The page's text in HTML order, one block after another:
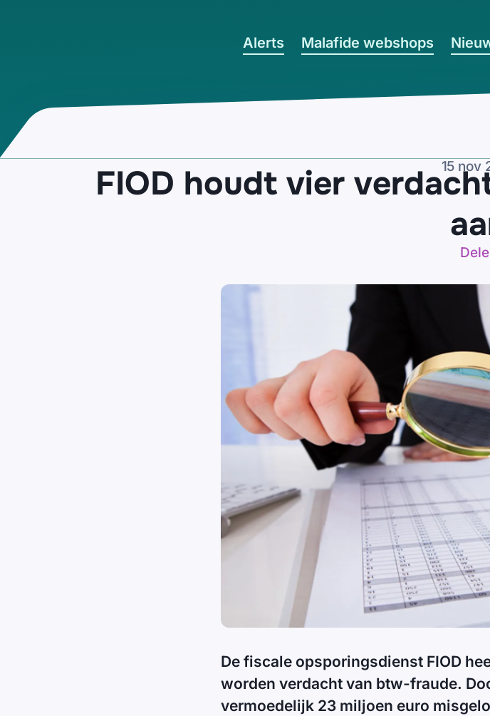
Alerts Malafide webshops
15 nov
FIOD houdt vier
De fiscale opsporingsdienst FIOD
worden verdacht van btw-fraude.
vermoedelijk 23 miljoen euro